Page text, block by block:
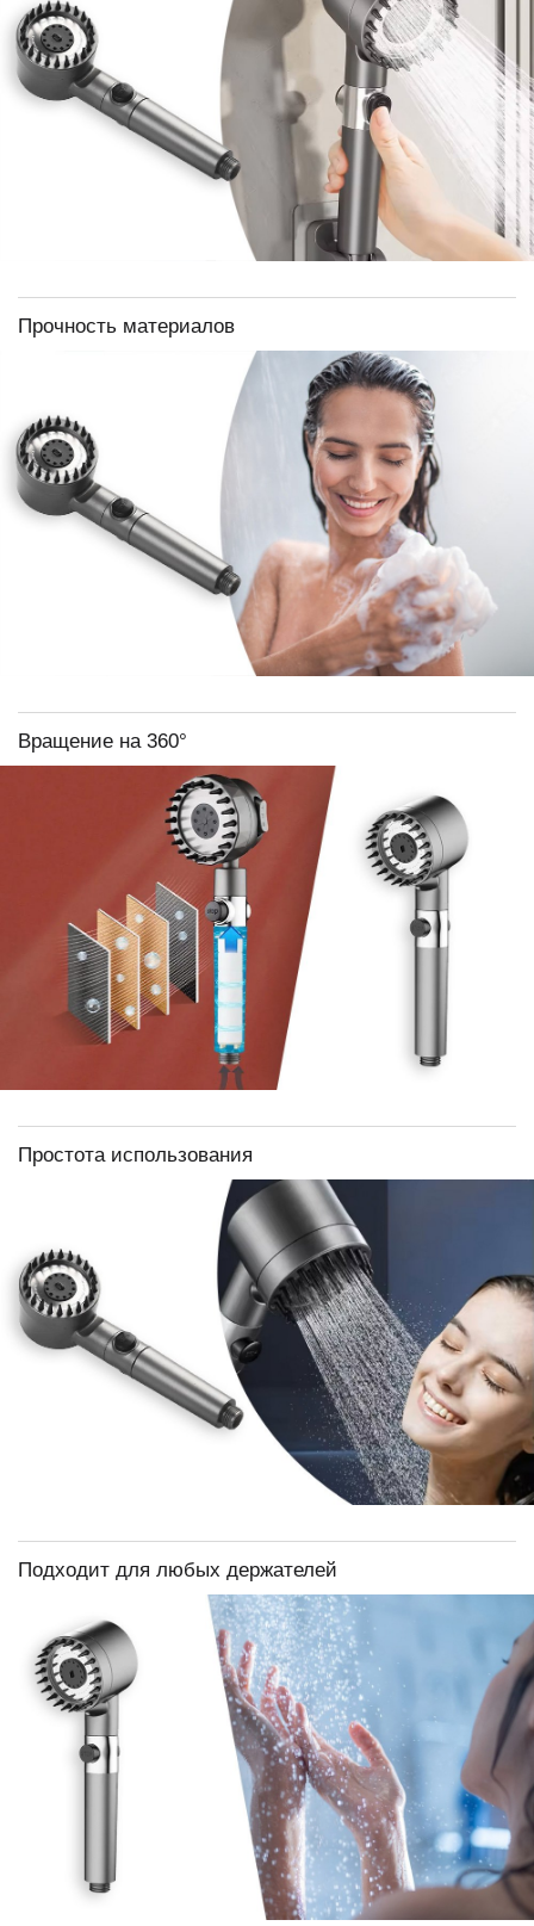
Прочность материалов
Вращение на 360°
Простота использования
Подходит для любых держателей